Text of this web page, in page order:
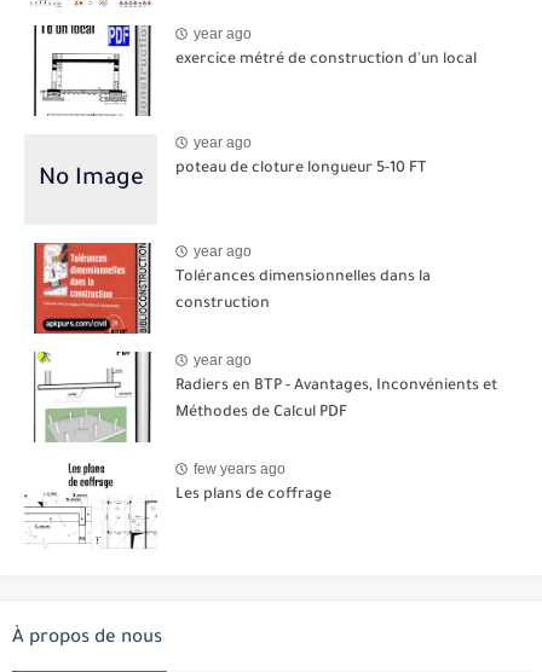
year ago
exercice métré de construction d'un local
year ago
poteau de cloture longueur 5-10 FT
year ago
Tolérances dimensionnelles dans la
construction
year ago
Radiers en BTP - Avantages, Inconvénients et
Méthodes de Calcul PDF
few years ago
Les plans de coffrage
À propos de nous